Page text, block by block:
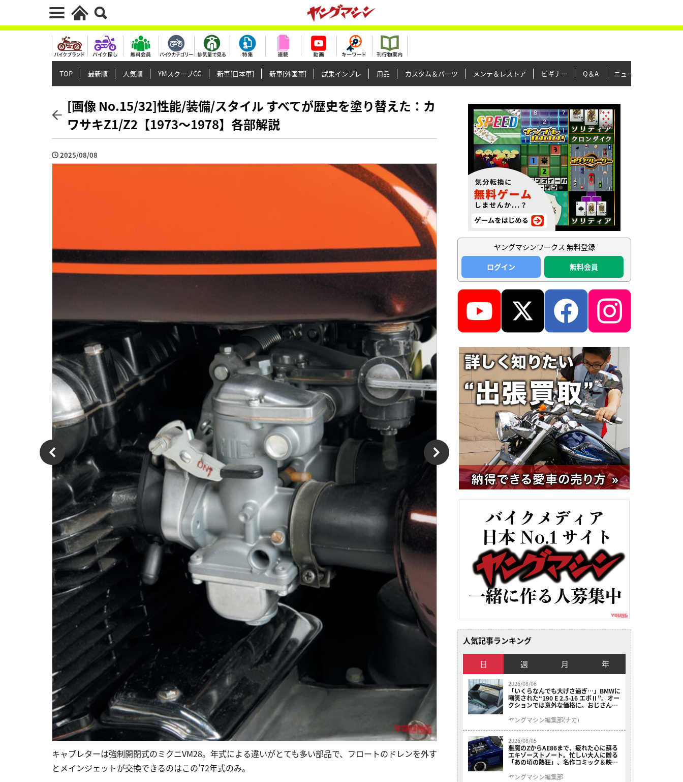
TOP 最新順 人気順 YMスクープCG 新車[日本車] 新車[外国車] 試乗インプレ 用品 カスタム＆パーツ メンテ＆レストア ビギナー Q＆A ニュース＆トピックス
[画像 No.15/32]性能/装備/スタイル すべてが歴史を塗り替えた：カ
ワサキZ1/Z2【1973～1978】各部解説
2025/08/08
キャブレターは強制開閉式のミクニVM28。年式による違いがとても多い部品で、フロートのドレンを外す
とメインジェットが交換できるのはこの'72年式のみ。
ヤングマシンワークス 無料登録
ログイン
無料会員
人気記事ランキング
日 週 月 年
2026/08/06
「いくらなんでも大げさ過ぎ…」BMWに
嘲笑された“190 E 2.5-16 エボⅡ”。オー
クションでは意外な価格に。おじさん達
ヤングマシン編集部(ナカ)
2026/08/05
悪魔のZからAE86まで、疲れた心に蘇る
エキゾーストノート。忙しい大人に贈る
「あの頃の熱狂」、名作コミック＆映画
結！
ヤングマシン編集部